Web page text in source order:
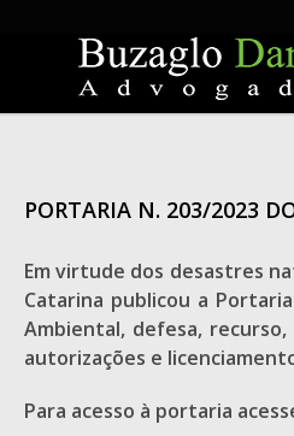
PORTARIA N. 203/2023
Em virtude dos desastres
Catarina publicou a
Ambiental, defesa,
autorizações e
Para acesso à portaria